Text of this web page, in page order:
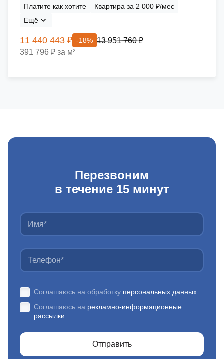
Платите как хотите
Квартира за 2 000 ₽/мес
Ещё
11 440 443 ₽ -18% 13 951 760 ₽
391 796 ₽ за м²
Перезвоним
в течение 15 минут
Соглашаюсь на обработку персональных данных
Соглашаюсь на рекламно-информационные
рассылки
Отправить